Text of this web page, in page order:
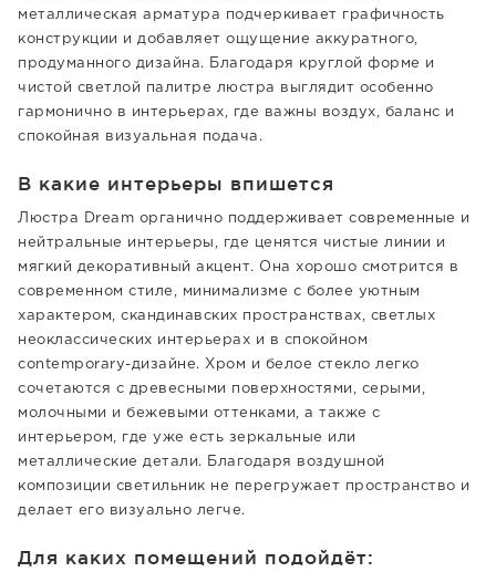
металлическая арматура подчеркивает графичность
конструкции и добавляет ощущение аккуратного,
продуманного дизайна. Благодаря круглой форме и
чистой светлой палитре люстра выглядит особенно
гармонично в интерьерах, где важны воздух, баланс и
спокойная визуальная подача.
В какие интерьеры впишется
Люстра Dream органично поддерживает современные и
нейтральные интерьеры, где ценятся чистые линии и
мягкий декоративный акцент. Она хорошо смотрится в
современном стиле, минимализме с более уютным
характером, скандинавских пространствах, светлых
неоклассических интерьерах и в спокойном
contemporary-дизайне. Хром и белое стекло легко
сочетаются с древесными поверхностями, серыми,
молочными и бежевыми оттенками, а также с
интерьером, где уже есть зеркальные или
металлические детали. Благодаря воздушной
композиции светильник не перегружает пространство и
делает его визуально легче.
Для каких помещений подойдёт: